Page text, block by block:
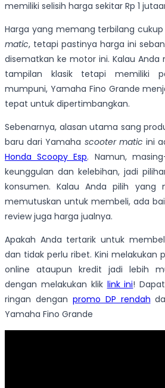
memiliki selisih harga sekitar Rp 1
Harga yang memang terbilang
matic, tetapi pastinya harga ini
disematkan ke motor ini. Kalau
tampilan klasik tetapi memiliki
mumpuni, Yamaha Fino Grande
tepat untuk dipertimbangkan.
Sebenarnya, alasan utama sang
baru dari Yamaha scooter matic ini
Honda Scoopy Esp. Namun,
keunggulan dan kelebihan, jadi
konsumen. Kalau Anda pilih yang
memutuskan untuk membeli, ada
review juga harga jualnya.
Apakah Anda tertarik untuk
dan tidak perlu ribet. Kini melakukan
online ataupun kredit jadi lebih
dengan melakukan klik link ini!
ringan dengan promo DP rendah
Yamaha Fino Grande